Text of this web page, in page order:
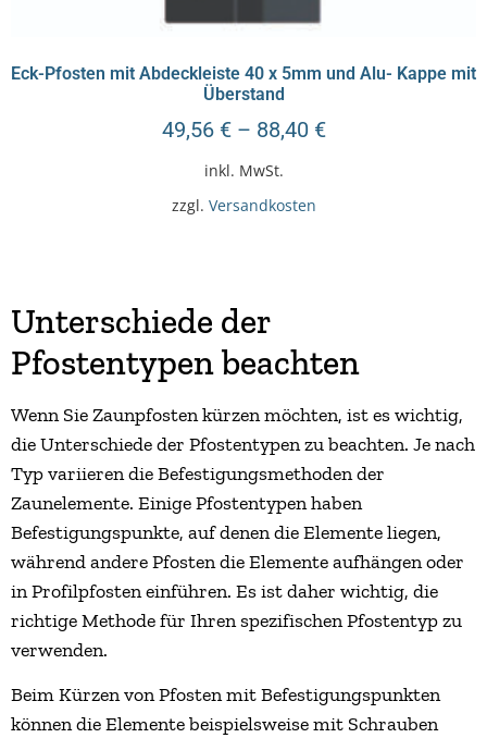
Eck-Pfosten mit Abdeckleiste 40 x 5mm und Alu- Kappe mit
Überstand
49,56 €– 88,40 €
inkl. MwSt.
zzgl. Versandkosten
Unterschiede der
Pfostentypen beachten
Wenn Sie Zaunpfosten kürzen möchten, ist es wichtig,
die Unterschiede der Pfostentypen zu beachten. Je nach
Typ variieren die Befestigungsmethoden der
Zaunelemente. Einige Pfostentypen haben
Befestigungspunkte, auf denen die Elemente liegen,
während andere Pfosten die Elemente aufhängen oder
in Profilpfosten einführen. Es ist daher wichtig, die
richtige Methode für Ihren spezifischen Pfostentyp zu
verwenden.
Beim Kürzen von Pfosten mit Befestigungspunkten
können die Elemente beispielsweise mit Schrauben